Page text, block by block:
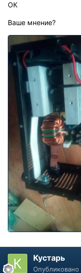
ОК
Ваше мнение?
Кустарь
Опубликовано